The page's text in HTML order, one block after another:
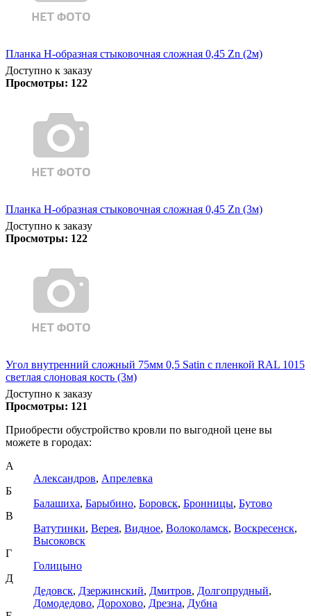
Планка Н-образная стыковочная сложная 0,45 Zn (2м)
Доступно к заказу
Просмотры: 122
Планка Н-образная стыковочная сложная 0,45 Zn (3м)
Доступно к заказу
Просмотры: 122
Угол внутренний сложный 75мм 0,5 Satin с пленкой RAL 1015
светлая слоновая кость (3м)
Доступно к заказу
Просмотры: 121
Приобрести обустройство кровли по выгодной цене вы
можете в городах:
А
Александров, Апрелевка
Б
Балашиха, Барыбино, Боровск, Бронницы, Бутово
В
Ватутинки, Верея, Видное, Волоколамск, Воскресенск,
Высоковск
Г
Голицыно
Д
Дедовск, Дзержинский, Дмитров, Долгопрудный,
Домодедово, Дорохово, Дрезна, Дубна